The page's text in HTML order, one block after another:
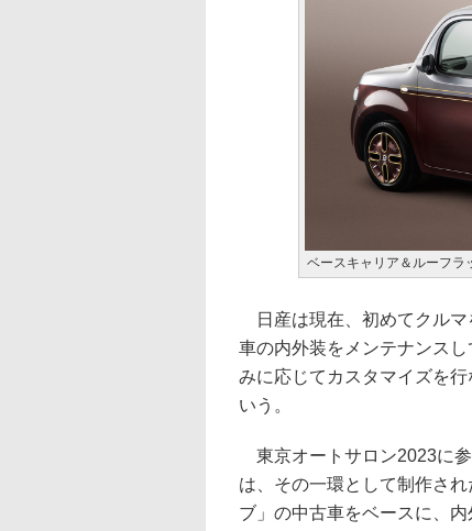
ベースキャリア＆ルーフラ
日産は現在、初めてクルマ
車の内外装をメンテナンス
みに応じてカスタマイズを
いう。
東京オートサロン2023に
は、その一環として制作さ
ブ」の中古車をベースに、